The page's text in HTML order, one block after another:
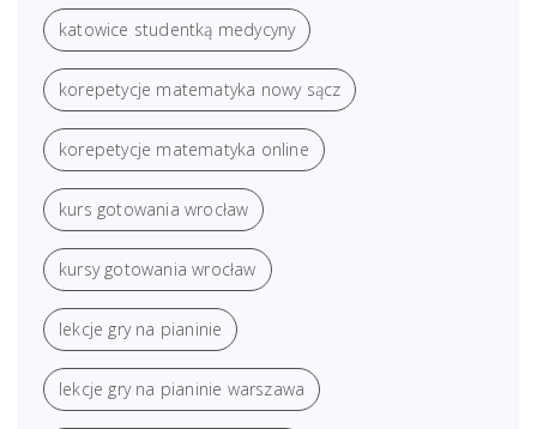
katowice studentką medycyny
korepetycje matematyka nowy sącz
korepetycje matematyka online
kurs gotowania wrocław
kursy gotowania wrocław
lekcje gry na pianinie
lekcje gry na pianinie warszawa